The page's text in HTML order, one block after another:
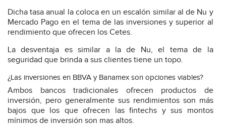
Dicha tasa anual la coloca en un escalón similar al de Nu y
Mercado Pago en el tema de las inversiones y superior al
rendimiento que ofrecen los Cetes.
La desventaja es similar a la de Nu, el tema de la
seguridad que brinda a sus clientes tiene un topo.
¿Las inversiones en BBVA y Banamex son opciones viables?
Ambos bancos tradicionales ofrecen productos de
inversión, pero generalmente sus rendimientos son más
bajos que los que ofrecen las fintechs y sus montos
mínimos de inversión son mas altos.